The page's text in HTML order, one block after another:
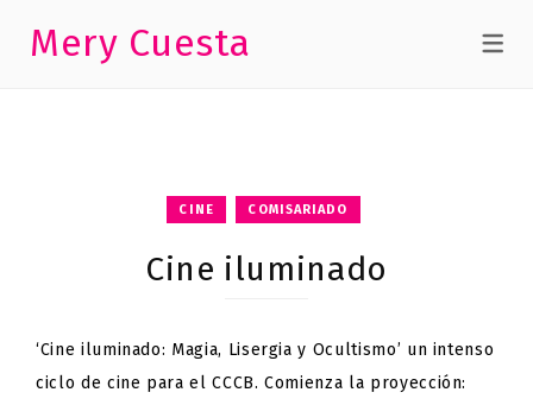
Mery Cuesta
CINE COMISARIADO
Cine iluminado
‘Cine iluminado: Magia, Lisergia y Ocultismo’ un intenso
ciclo de cine para el CCCB. Comienza la proyección: